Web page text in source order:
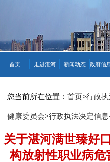
首页 走进湛河 新闻动态 政府信
您当前所在位置： 首页>行政
健康委员会>行政执法决定信息
关于湛河满世臻好
构放射性职业病危